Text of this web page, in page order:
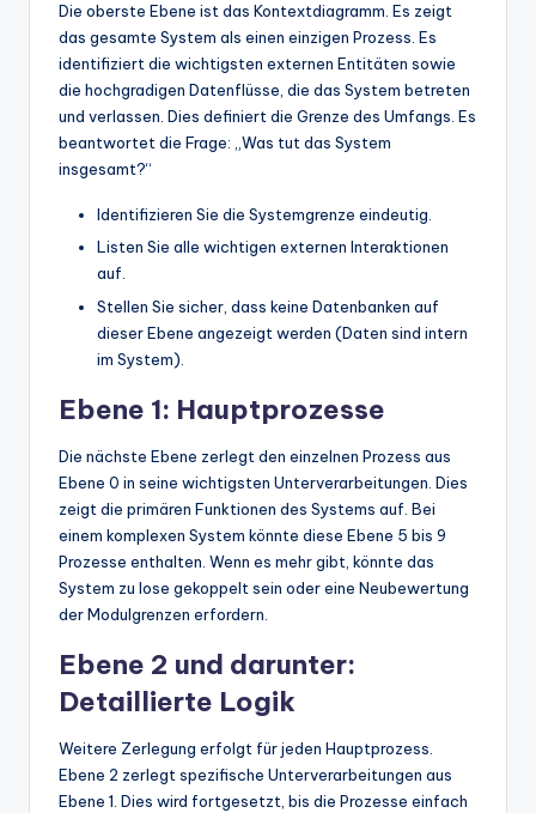
Die oberste Ebene ist das Kontextdiagramm. Es zeigt
das gesamte System als einen einzigen Prozess. Es
identifiziert die wichtigsten externen Entitäten sowie
die hochgradigen Datenflüsse, die das System betreten
und verlassen. Dies definiert die Grenze des Umfangs. Es
beantwortet die Frage: „Was tut das System
insgesamt?“
Identifizieren Sie die Systemgrenze eindeutig.
Listen Sie alle wichtigen externen Interaktionen
auf.
Stellen Sie sicher, dass keine Datenbanken auf
dieser Ebene angezeigt werden (Daten sind intern
im System).
Ebene 1: Hauptprozesse
Die nächste Ebene zerlegt den einzelnen Prozess aus
Ebene 0 in seine wichtigsten Unterverarbeitungen. Dies
zeigt die primären Funktionen des Systems auf. Bei
einem komplexen System könnte diese Ebene 5 bis 9
Prozesse enthalten. Wenn es mehr gibt, könnte das
System zu lose gekoppelt sein oder eine Neubewertung
der Modulgrenzen erfordern.
Ebene 2 und darunter:
Detaillierte Logik
Weitere Zerlegung erfolgt für jeden Hauptprozess.
Ebene 2 zerlegt spezifische Unterverarbeitungen aus
Ebene 1. Dies wird fortgesetzt, bis die Prozesse einfach